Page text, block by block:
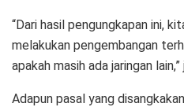
“Dari hasil pengungkapan ini,
melakukan pengembangan
apakah masih ada jaringan lain,”
Adapun pasal yang